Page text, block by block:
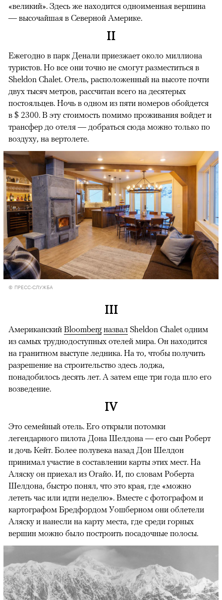
«великий». Здесь же находится одноименная вершина
— высочайшая в Северной Америке.
II
Ежегодно в парк Денали приезжает около миллиона
туристов. Но все они точно не смогут разместиться в
Sheldon Chalet. Отель, расположенный на высоте почти
двух тысяч метров, рассчитан всего на десятерых
постояльцев. Ночь в одном из пяти номеров обойдется
в $ 2300. В эту стоимость помимо проживания войдет и
трансфер до отеля — добраться сюда можно только по
воздуху, на вертолете.
© ПРЕСС-СЛУЖБА
III
Американский Bloomberg назвал Sheldon Chalet одним
из самых труднодоступных отелей мира. Он находится
на гранитном выступе ледника. На то, чтобы получить
разрешение на строительство здесь лоджа,
понадобилось десять лет. А затем еще три года шло его
возведение.
IV
Это семейный отель. Его открыли потомки
легендарного пилота Дона Шелдона — его сын Роберт
и дочь Кейт. Более полувека назад Дон Шелдон
принимал участие в составлении карты этих мест. На
Аляску он приехал из Огайо. И, по словам Роберта
Шелдона, быстро понял, что это края, где «можно
лететь час или идти неделю». Вместе с фотографом и
картографом Бредфордом Уошберном они облетели
Аляску и нанесли на карту места, где среди горных
вершин можно было построить посадочные полосы.